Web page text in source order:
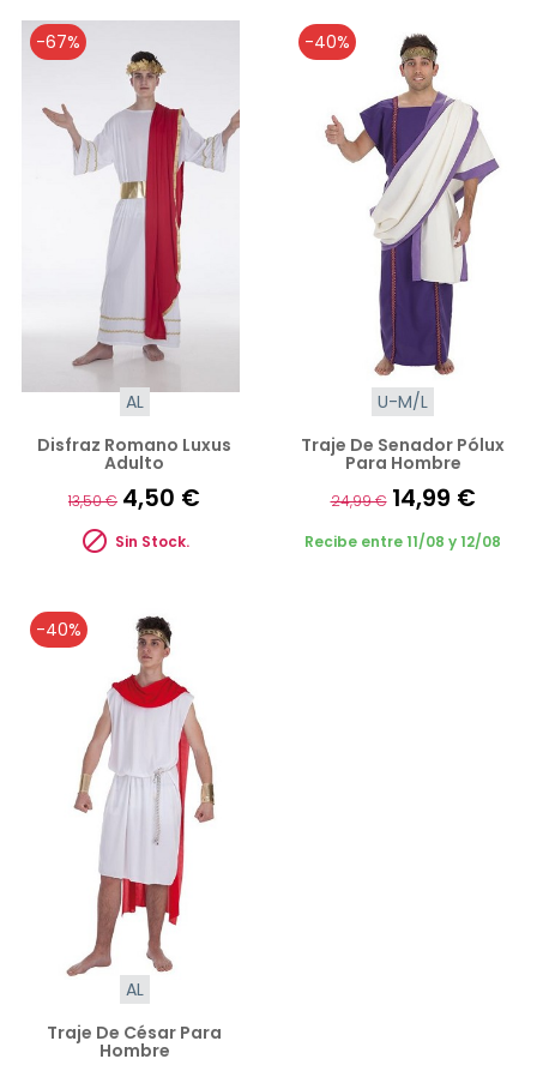
-67%
AL
Disfraz Romano Luxus
Adulto
13,50 € 4,50 €
 Sin Stock.
-40%
U-M/L
Traje De Senador Pólux
Para Hombre
24,99 € 14,99 €
Recibe entre 11/08 y 12/08
-40%
AL
Traje De César Para
Hombre